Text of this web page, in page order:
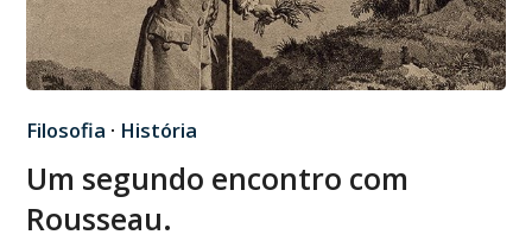
Filosofia · História
Um segundo encontro com
Rousseau.